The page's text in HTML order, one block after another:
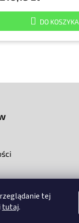
tej
tutaj.
DO KOSZYKA